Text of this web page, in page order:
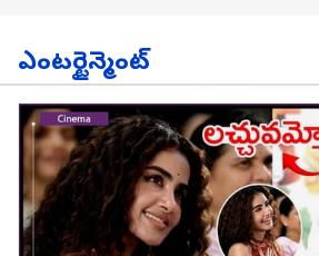
ఎంటర్టైన్మెంట్